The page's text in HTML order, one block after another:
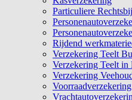
Particuliere
Rijdend
Verzekering Teelt
Verzekering Teelt in
Verzekering
Voorraadverzekering